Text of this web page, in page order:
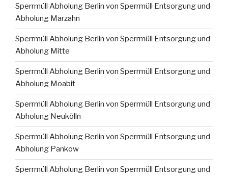
Sperrmüll Abholung Berlin von Sperrmüll Entsorgung und
Abholung Marzahn
Sperrmüll Abholung Berlin von Sperrmüll Entsorgung und
Abholung Mitte
Sperrmüll Abholung Berlin von Sperrmüll Entsorgung und
Abholung Moabit
Sperrmüll Abholung Berlin von Sperrmüll Entsorgung und
Abholung Neukölln
Sperrmüll Abholung Berlin von Sperrmüll Entsorgung und
Abholung Pankow
Sperrmüll Abholung Berlin von Sperrmüll Entsorgung und